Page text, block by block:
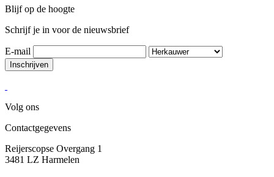
Blijf op de hoogte
Schrijf je in voor de nieuwsbrief
E-mail
Volg ons
Contactgegevens
Reijerscopse Overgang 1
3481 LZ Harmelen